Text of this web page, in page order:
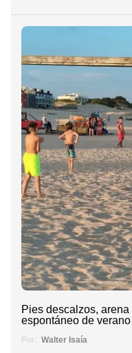
Pies descalzos,
espontáneo de verano
Por: Walter Isaía